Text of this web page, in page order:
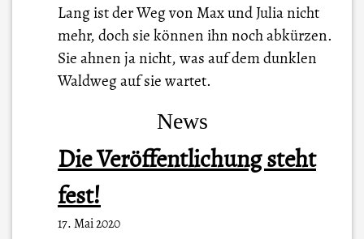
Lang ist der Weg von Max und Julia nicht
mehr, doch sie können ihn noch abkürzen.
Sie ahnen ja nicht, was auf dem dunklen
Waldweg auf sie wartet.
News
Die Veröffentlichung steht
fest!
17. Mai 2020